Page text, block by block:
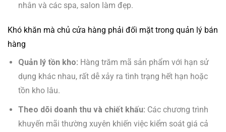
nhân và các spa, salon làm đẹp.
Khó khăn mà chủ cửa hàng phải đối mặt trong quản lý bán
hàng
Quản lý tồn kho: Hàng trăm mã sản phẩm với hạn sử
dụng khác nhau, rất dễ xảy ra tình trạng hết hạn hoặc
tồn kho lâu.
Theo dõi doanh thu và chiết khấu: Các chương trình
khuyến mãi thường xuyên khiến việc kiểm soát giá cả